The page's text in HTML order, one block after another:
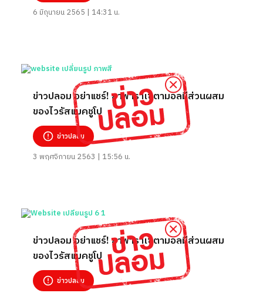
6 มิถุนายน 2565 | 14:31 น.
ข่าวปลอม อย่าแชร์! ยาพาราเซตามอลมีส่วนผสม
ของไวรัสแมคชูโป
ข่าวปลอม
3 พฤศจิกายน 2563 | 15:56 น.
ข่าวปลอม อย่าแชร์! ยาพาราเซตามอลมีส่วนผสม
ของไวรัสแมคชูโป
ข่าวปลอม